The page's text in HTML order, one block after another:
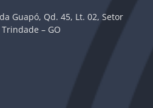
Guapó, Qd. 45, Lt. 02, Setor
Trindade – GO